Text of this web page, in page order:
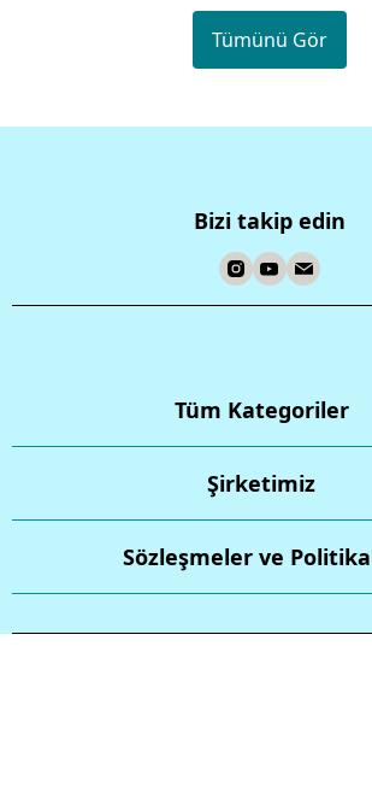
Tümünü Gör
Bizi takip edin
Tüm Kategoriler
Şirketimiz
Sözleşmeler ve